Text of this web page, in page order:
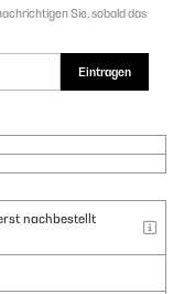
Sie, sobald das
Eintragen
nachbestellt